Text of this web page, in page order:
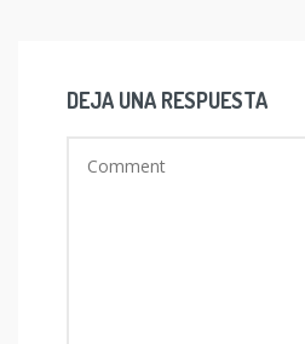
DEJA UNA RESPUESTA